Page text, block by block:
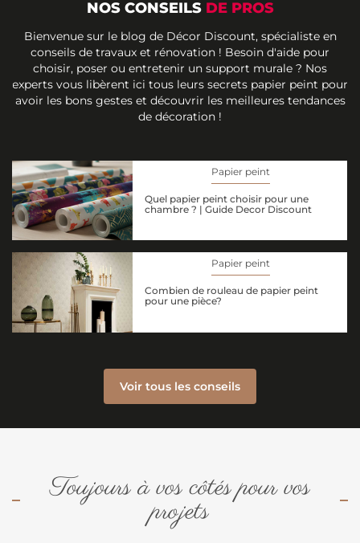
NOS CONSEILS DE PROS
Bienvenue sur le blog de Décor Discount, spécialiste en
conseils de travaux et rénovation ! Besoin d'aide pour
choisir, poser ou entretenir un support murale ? Nos
experts vous libèrent ici tous leurs secrets papier peint pour
avoir les bons gestes et découvrir les meilleures tendances
de décoration !
Papier peint
Quel papier peint choisir pour une
chambre ? | Guide Decor Discount
Papier peint
Combien de rouleau de papier peint
pour une pièce?
Voir tous les conseils
Toujours à vos côtés pour vos
projets